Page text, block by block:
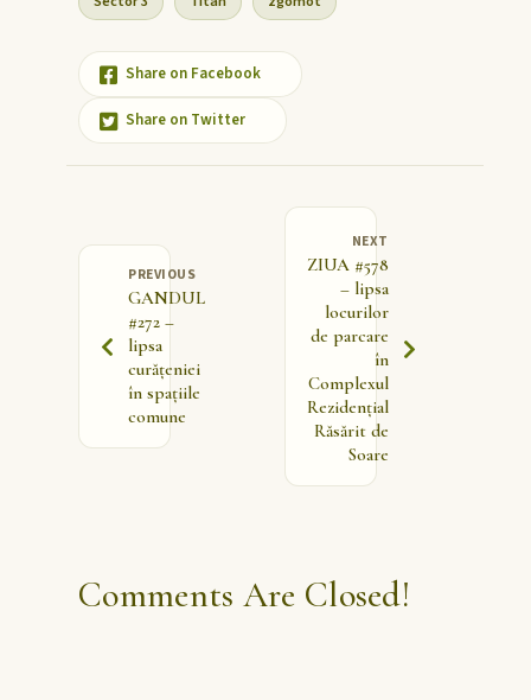
Share on Facebook
Share on Twitter
PREVIOUS
GANDUL
#272 –
lipsa
curățeniei
în spațiile
comune
NEXT
ZIUA #578
– lipsa
locurilor
de parcare
în
Complexul
Rezidențial
Răsărit de
Soare
Comments Are Closed!